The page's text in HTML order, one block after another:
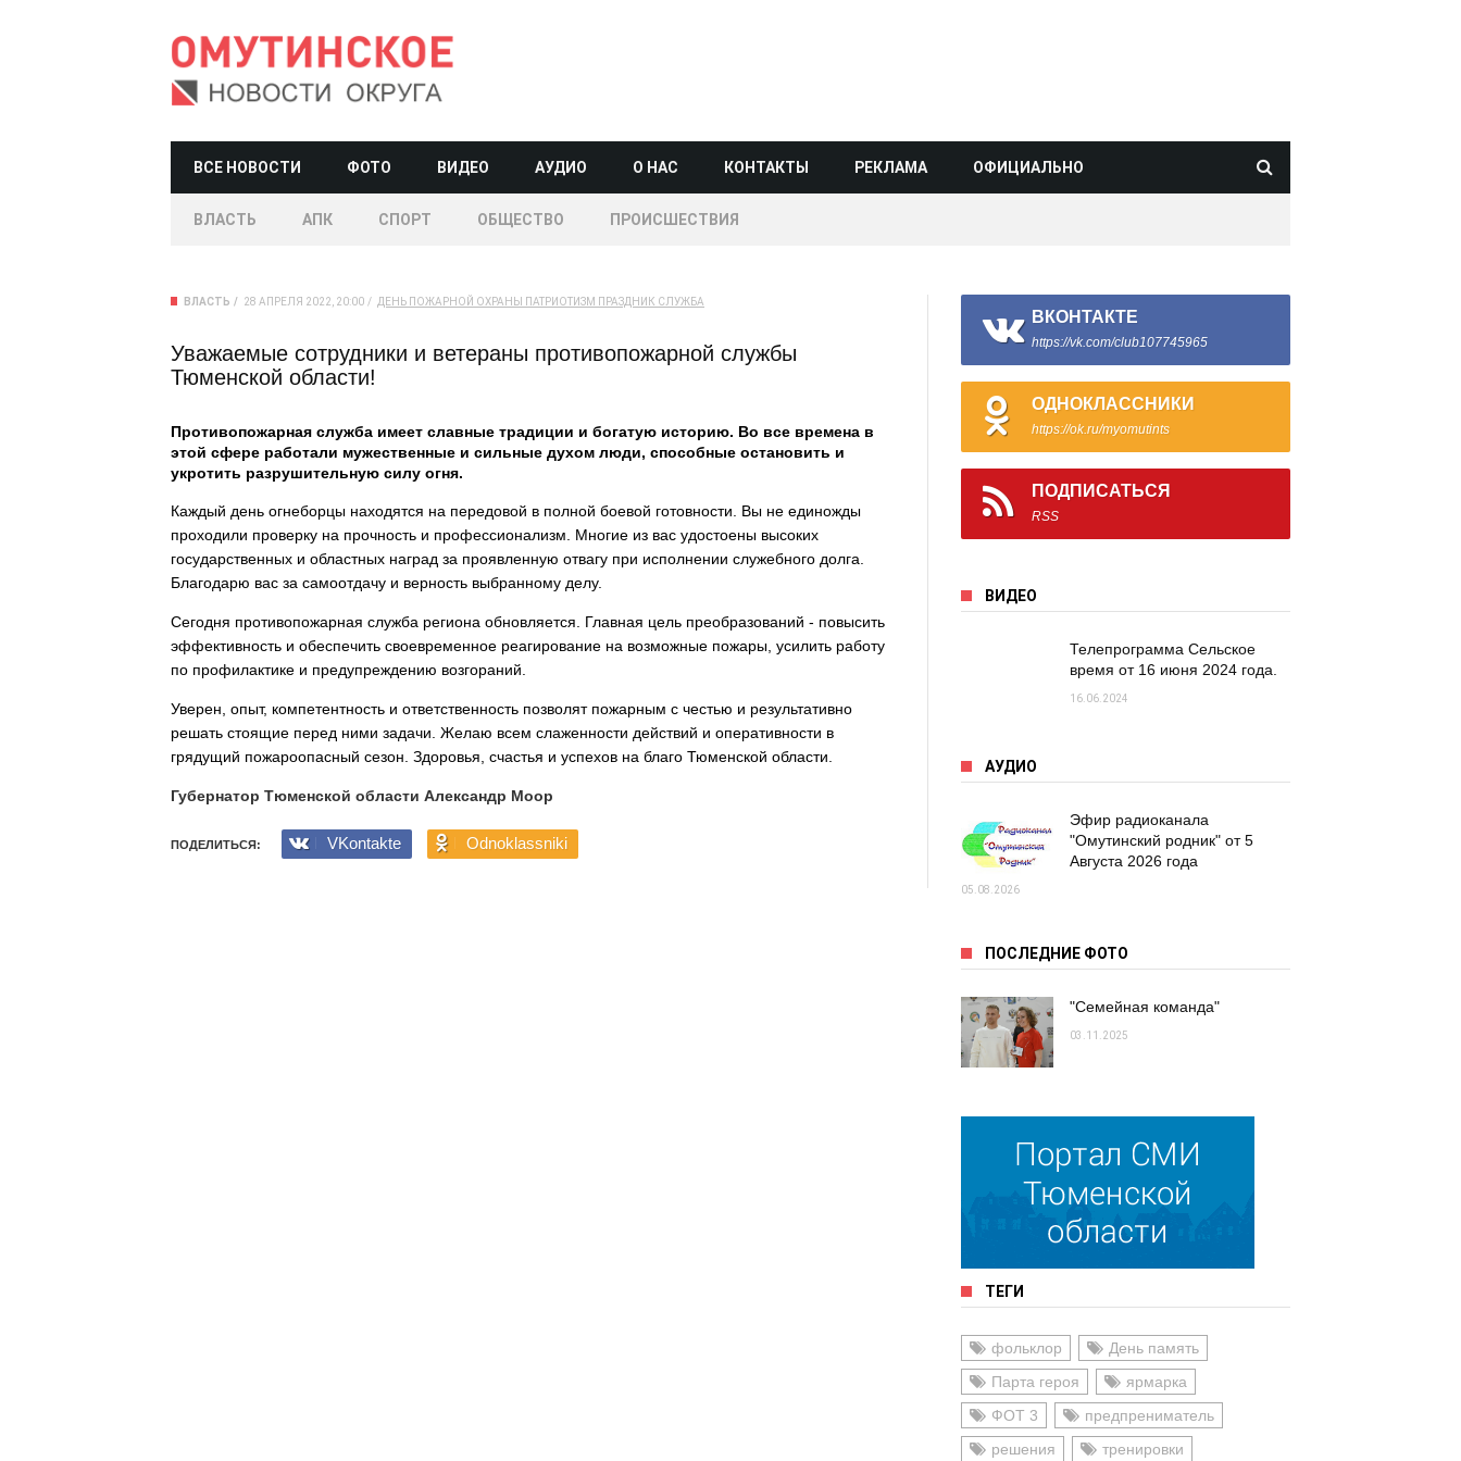
ВСЕ НОВОСТИ ФОТО ВИДЕО АУДИО О НАС КОНТАКТЫ РЕКЛАМА ОФИЦИАЛЬНО
ВЛАСТЬ АПК СПОРТ ОБЩЕСТВО ПРОИСШЕСТВИЯ
ВЛАСТЬ 28 АПРЕЛЯ 2022, 20:00 ДЕНЬ ПОЖАРНОЙ ОХРАНЫ ПАТРИОТИЗМ ПРАЗДНИК СЛУЖБА
Уважаемые сотрудники и ветераны противопожарной службы
Тюменской области!
Противопожарная служба имеет славные традиции и богатую историю. Во все времена в
этой сфере работали мужественные и сильные духом люди, способные остановить и
укротить разрушительную силу огня.
Каждый день огнеборцы находятся на передовой в полной боевой готовности. Вы не единожды
проходили проверку на прочность и профессионализм. Многие из вас удостоены высоких
государственных и областных наград за проявленную отвагу при исполнении служебного долга.
Благодарю вас за самоотдачу и верность выбранному делу.
Сегодня противопожарная служба региона обновляется. Главная цель преобразований - повысить
эффективность и обеспечить своевременное реагирование на возможные пожары, усилить работу
по профилактике и предупреждению возгораний.
Уверен, опыт, компетентность и ответственность позволят пожарным с честью и результативно
решать стоящие перед ними задачи. Желаю всем слаженности действий и оперативности в
грядущий пожароопасный сезон. Здоровья, счастья и успехов на благо Тюменской области.
Губернатор Тюменской области Александр Моор
ПОДЕЛИТЬСЯ: VKontakte Odnoklassniki
ВКОНТАКТЕ
https://vk.com/club107745965
ОДНОКЛАССНИКИ
https://ok.ru/myomutints
ПОДПИСАТЬСЯ
RSS
ВИДЕО
Телепрограмма Сельское
время от 16 июня 2024 года.
16.06.2024
АУДИО
Эфир радиоканала
"Омутинский родник" от 5
Августа 2026 года
05.08.2026
ПОСЛЕДНИЕ ФОТО
"Семейная команда"
03.11.2025
ТЕГИ
фольклор
День память
Парта героя
ярмарка
ФОТ 3
предпрениматель
решения
тренировки